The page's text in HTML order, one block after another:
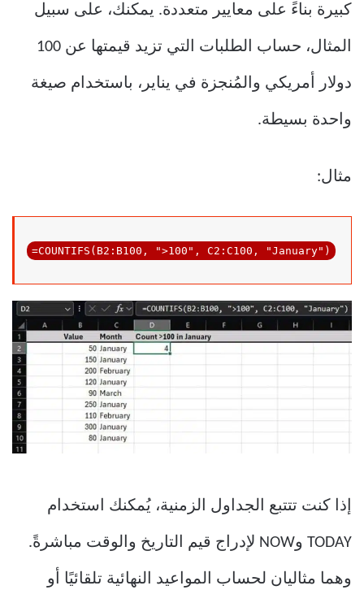
كبيرة بناءً على معايير متعددة. يمكنك، على سبيل
المثال، حساب الطلبات التي تزيد قيمتها عن 100
دولار أمريكي والمُنجزة في يناير، باستخدام صيغة
واحدة بسيطة.
مثال:
=COUNTIFS(B2:B100, ">100" , C2 :C100, "January"
إذا كنت تتتبع الجداول الزمنية، يُمكنك استخدام
TODAY وNOW لإدراج قيم التاريخ والوقت مباشرةً.
وهما مثاليان لحساب المواعيد النهائية تلقائيًا أو